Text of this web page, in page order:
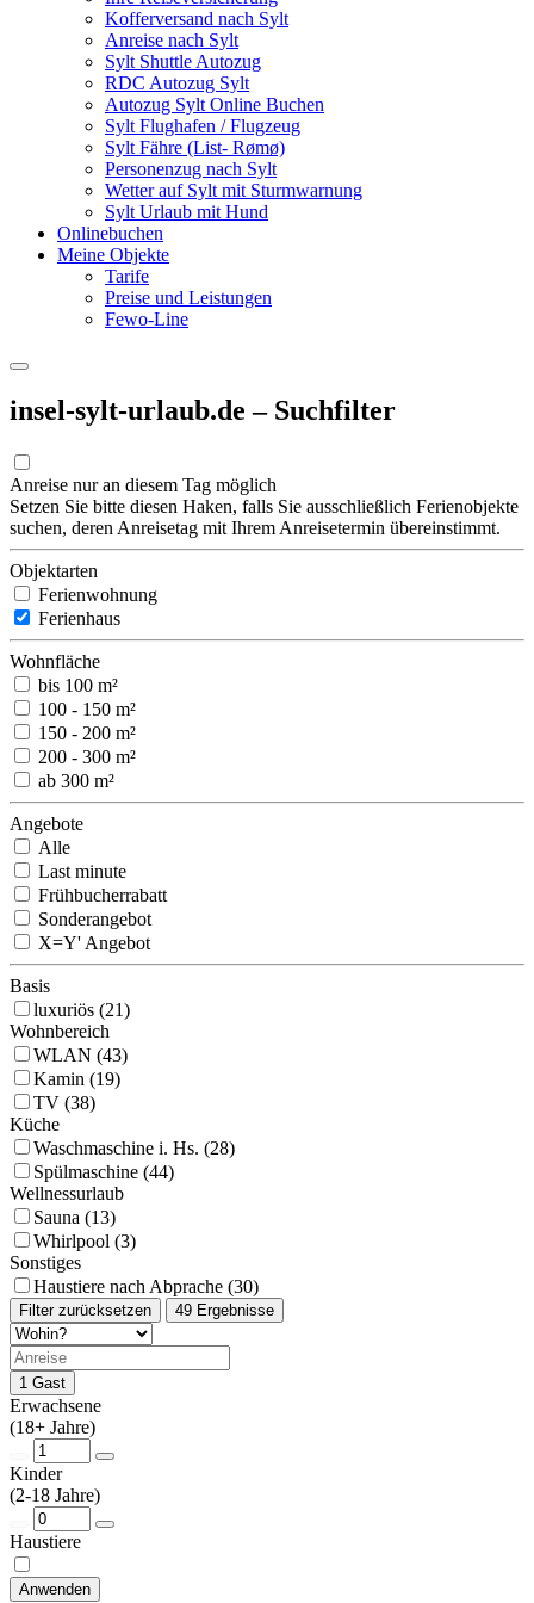
Kofferversand nach Sylt
Anreise nach Sylt
Sylt Shuttle Autozug
RDC Autozug Sylt
Autozug Sylt Online Buchen
Sylt Flughafen / Flugzeug
Sylt Fähre (List- Rømø)
Personenzug nach Sylt
Wetter auf Sylt mit Sturmwarnung
Sylt Urlaub mit Hund
Onlinebuchen
Meine Objekte
Tarife
Preise und Leistungen
Fewo-Line
insel-sylt-urlaub.de – Suchfilter
Anreise nur an diesem Tag möglich
Setzen Sie bitte diesen Haken, falls Sie ausschließlich Ferienobjekte
suchen, deren Anreisetag mit Ihrem Anreisetermin übereinstimmt.
Objektarten
Ferienwohnung
Ferienhaus
Wohnfläche
bis 100 m²
100 - 150 m²
150 - 200 m²
200 - 300 m²
ab 300 m²
Angebote
Alle
Last minute
Frühbucherrabatt
Sonderangebot
X=Y' Angebot
Basis
luxuriös (21)
Wohnbereich
WLAN (43)
Kamin (19)
TV (38)
Küche
Waschmaschine i. Hs. (28)
Spülmaschine (44)
Wellnessurlaub
Sauna (13)
Whirlpool (3)
Sonstiges
Haustiere nach Abprache (30)
Filter zurücksetzen 49 Ergebnisse
1 Gast
Erwachsene
(18+ Jahre)
Kinder
(2-18 Jahre)
Haustiere
Anwenden